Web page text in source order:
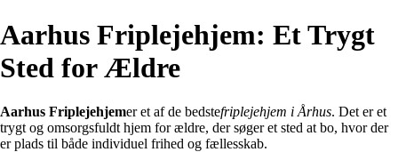
Aarhus Friplejehjem: Et Trygt
Sted for Ældre
Aarhus Friplejehjemer et af de bedstefriplejehjem i Århus. Det er et
trygt og omsorgsfuldt hjem for ældre, der søger et sted at bo, hvor der
er plads til både individuel frihed og fællesskab.